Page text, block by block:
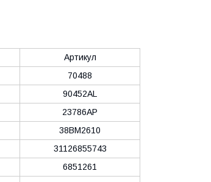
Артикул
70488
90452AL
23786AP
38BM2610
31126855743
6851261